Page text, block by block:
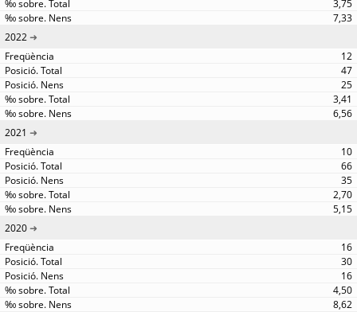
3,75
7,33
2022
12
47
25
3,41
6,56
2021
10
66
35
2,70
5,15
2020
16
30
16
4,50
8,62